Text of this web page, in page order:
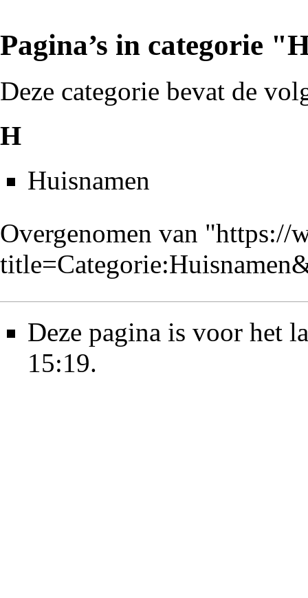
Pagina’s in categorie
Deze categorie bevat de
H
Huisnamen
Overgenomen van "https://
Deze pagina is voor het
15:19.